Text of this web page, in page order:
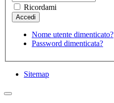
Ricordami
Nome utente dimenticato?
Password dimenticata?
Sitemap